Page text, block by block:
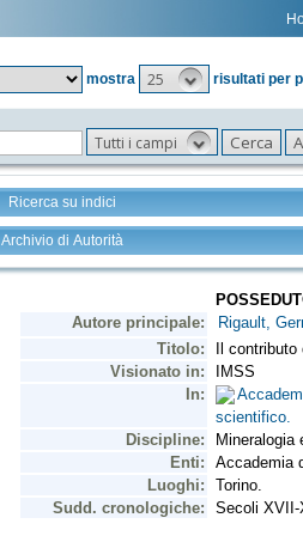
mostra
25 risultati per
Tutti i campi
Ricerca su indici
Archivio di Autorità